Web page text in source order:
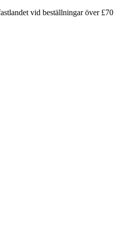
vid beställningar över £70